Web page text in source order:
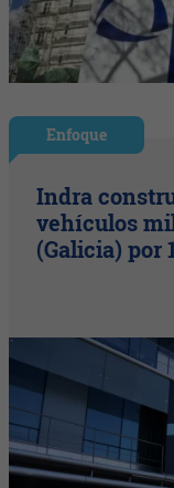
Enfoque
Indra
vehículos
(Galicia) por